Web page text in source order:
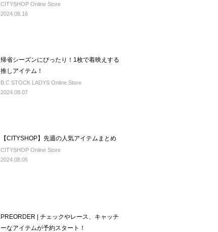
CITYSHOP Online Store
2024.08.16
帰省シーズンにぴったり！1枚で着映えする
推しアイテム！
B.C STOCK LADYS Online Store
2024.08.07
【CITYSHOP】先週の人気アイテムまとめ
CITYSHOP Online Store
2024.08.05
PREORDER | チェックやレース、キャッチ
ーなアイテムが予約スタート！